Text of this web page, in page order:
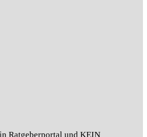
Ratgeberportal und KEIN